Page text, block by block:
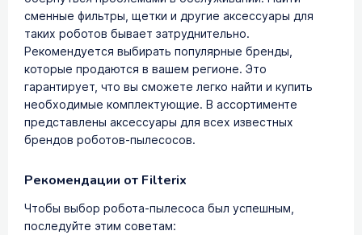
сменные фильтры, щетки и другие аксессуары для
таких роботов бывает затруднительно.
Рекомендуется выбирать популярные бренды,
которые продаются в вашем регионе. Это
гарантирует, что вы сможете легко найти и купить
необходимые комплектующие. В ассортименте
представлены аксессуары для всех известных
брендов роботов-пылесосов.
Рекомендации от Filterix
Чтобы выбор робота-пылесоса был успешным,
последуйте этим советам: